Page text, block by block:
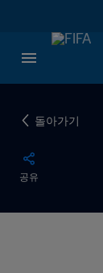
돌아가기
공유